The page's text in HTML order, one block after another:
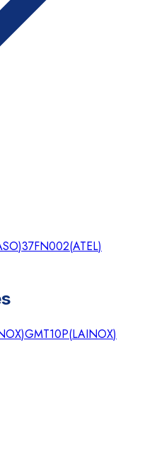
)37FN002(ATEL)
)GMT10P(LAINOX)